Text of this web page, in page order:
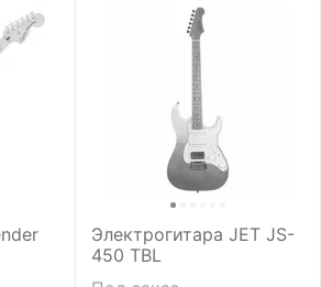
Электрогитара JET JS-
450 TBL